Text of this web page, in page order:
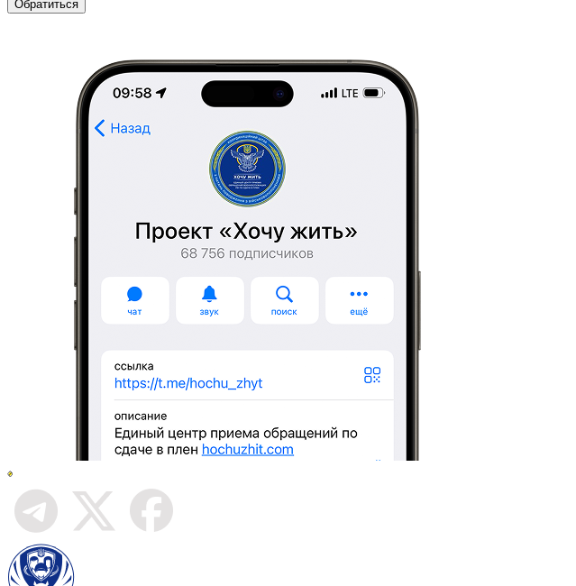
Обратиться